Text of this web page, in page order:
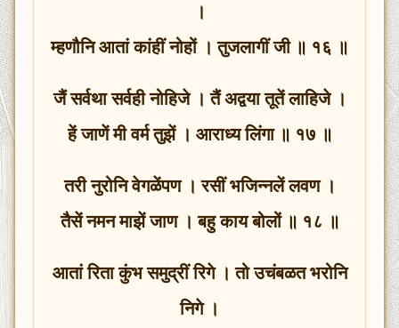
।
म्हणौनि आतां कांहीं नोहों । तुजलागीं जी ॥ १६ ॥
जैं सर्वथा सर्वही नोहिजे । तैं अद्वया तूतें लाहिजे ।
हें जाणें मी वर्म तुझें । आराध्य लिंगा ॥ १७ ॥
तरी नुरोनि वेगळेंपण । रसीं भजिन्नलें लवण ।
तैसें नमन माझें जाण । बहु काय बोलों ॥ १८ ॥
आतां रिता कुंभ समुद्रीं रिगे । तो उचंबळत भरोनि
निगे ।